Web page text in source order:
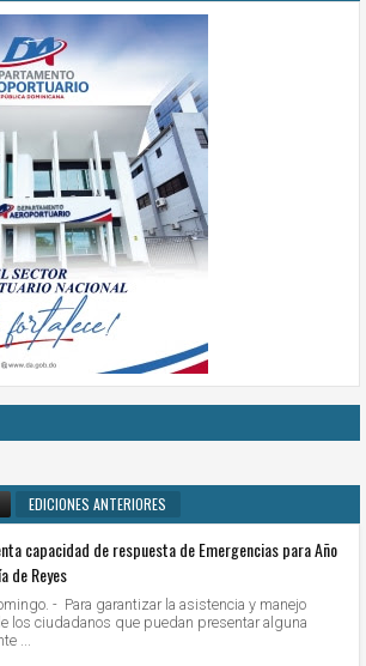
EDICIONES ANTERIORES
capacidad de respuesta de Emergencias para Año
de Reyes
- Para garantizar la asistencia y manejo
los ciudadanos que puedan presentar alguna
...